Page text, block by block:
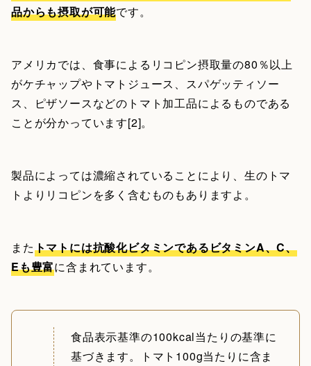
品からも摂取が可能です。
アメリカでは、食事によるリコピン摂取量の80％以上
がケチャップやトマトジュース、スパゲッティソー
ス、ピザソースなどのトマト加工品によるものである
ことが分かっています[2]。
製品によっては濃縮されていることにより、生のトマ
トよりリコピンを多く含むものもありますよ。
またトマトには抗酸化ビタミンであるビタミンA、C、
Eも豊富に含まれています。
食品表示基準の100kcal当たりの基準に
基づきます。トマト100g当たりに含ま